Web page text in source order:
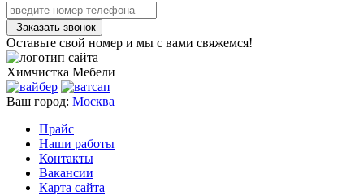
Заказать звонок
Оставьте свой номер и мы с вами свяжемся!
Химчистка Мебели
Ваш город: Москва
Прайс
Наши работы
Контакты
Вакансии
Карта сайта